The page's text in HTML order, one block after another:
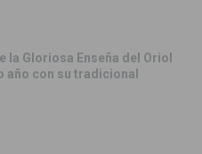
la Gloriosa Enseña del Oriol
año con su tradicional